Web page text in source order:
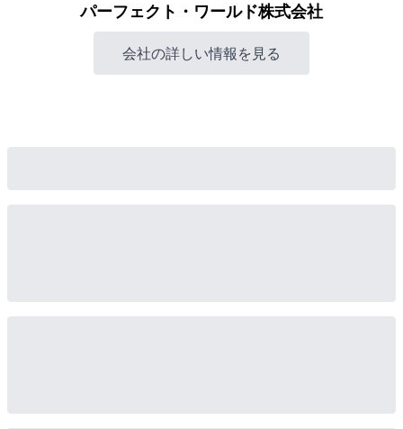
パーフェクト・ワールド株式会社
会社の詳しい情報を見る